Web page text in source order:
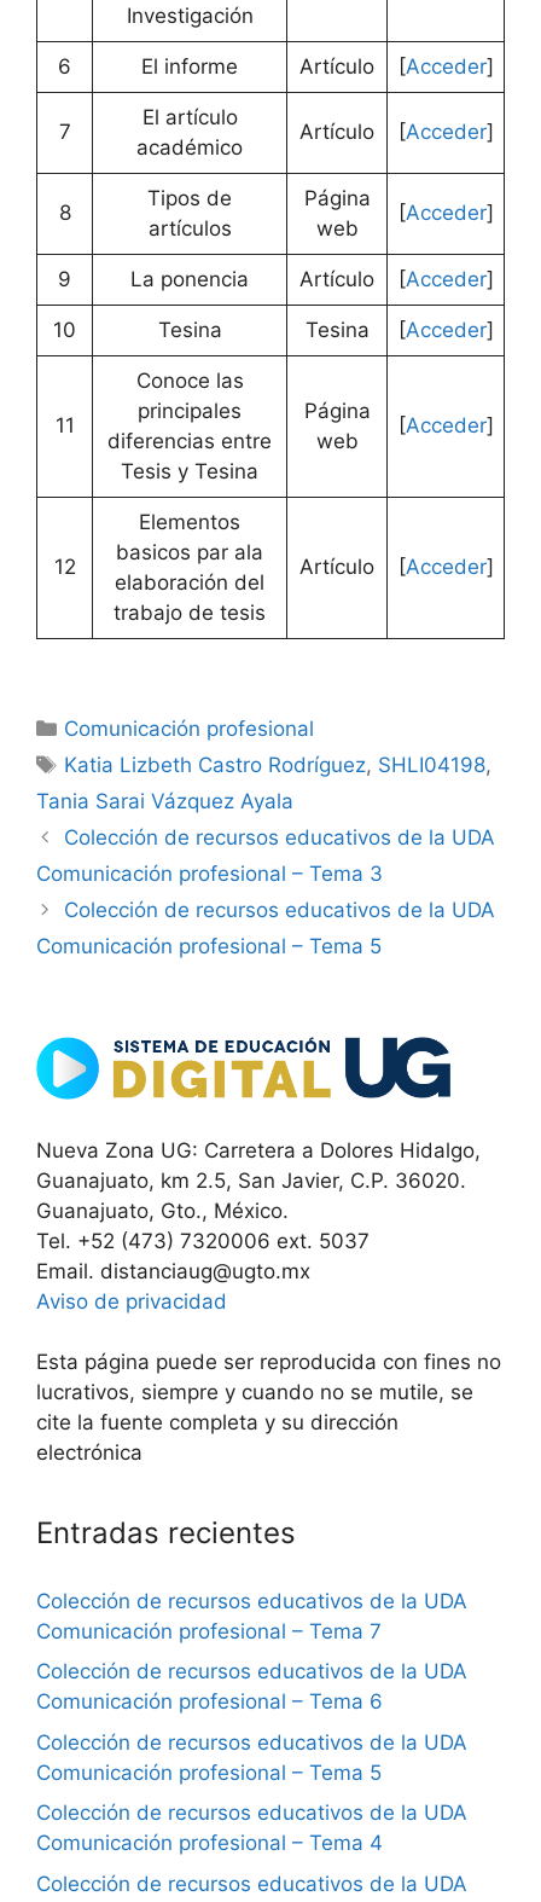
Investigación
6 El informe Artículo [Acceder]
7
El artículo
académico
Artículo [Acceder]
8
Tipos de
artículos
Página
web
[Acceder]
9 La ponencia Artículo [Acceder]
10 Tesina Tesina [Acceder]
11
Conoce las
principales
diferencias entre
Tesis y Tesina
Página
web
[Acceder]
12
Elementos
basicos par ala
elaboración del
trabajo de tesis
Artículo [Acceder]
Categorías
Comunicación profesional
Etiquetas
Katia Lizbeth Castro Rodríguez, SHLI04198,
Tania Sarai Vázquez Ayala
Colección de recursos educativos de la UDA
Comunicación profesional – Tema 3
Colección de recursos educativos de la UDA
Comunicación profesional – Tema 5
Nueva Zona UG: Carretera a Dolores Hidalgo,
Guanajuato, km 2.5, San Javier, C.P. 36020.
Guanajuato, Gto., México.
Tel. +52 (473) 7320006 ext. 5037
Email. distanciaug@ugto.mx
Aviso de privacidad
Esta página puede ser reproducida con fines no
lucrativos, siempre y cuando no se mutile, se
cite la fuente completa y su dirección
electrónica
Entradas recientes
Colección de recursos educativos de la UDA
Comunicación profesional – Tema 7
Colección de recursos educativos de la UDA
Comunicación profesional – Tema 6
Colección de recursos educativos de la UDA
Comunicación profesional – Tema 5
Colección de recursos educativos de la UDA
Comunicación profesional – Tema 4
Colección de recursos educativos de la UDA